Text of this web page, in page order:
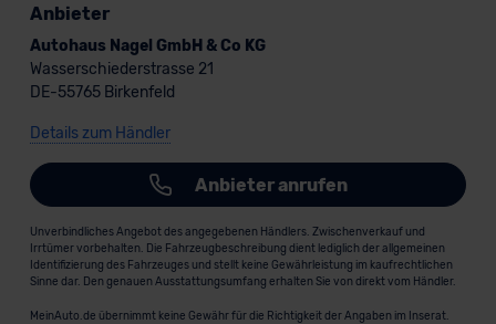
Anbieter
Autohaus Nagel GmbH & Co KG
Wasserschiederstrasse 21
DE-55765 Birkenfeld
Details zum Händler
Anbieter anrufen
Unverbindliches Angebot des angegebenen Händlers. Zwischenverkauf und
Irrtümer vorbehalten. Die Fahrzeugbeschreibung dient lediglich der allgemeinen
Identifizierung des Fahrzeuges und stellt keine Gewährleistung im kaufrechtlichen
Sinne dar. Den genauen Ausstattungsumfang erhalten Sie von direkt vom Händler.
MeinAuto.de übernimmt keine Gewähr für die Richtigkeit der Angaben im Inserat.